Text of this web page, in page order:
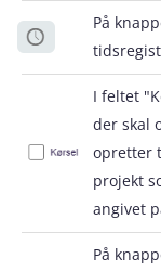
På
I feltet
der skal
opretter
projekt
angivet
På